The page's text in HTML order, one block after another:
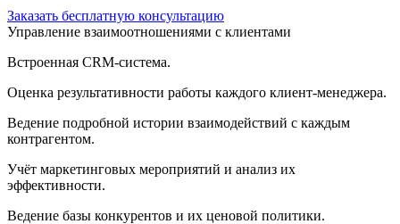
Заказать бесплатную консультацию
Управление взаимоотношениями с клиентами
Встроенная CRM-система.
Оценка результативности работы каждого клиент-менеджера.
Ведение подробной истории взаимодействий с каждым
контрагентом.
Учёт маркетинговых мероприятий и анализ их
эффективности.
Ведение базы конкурентов и их ценовой политики.